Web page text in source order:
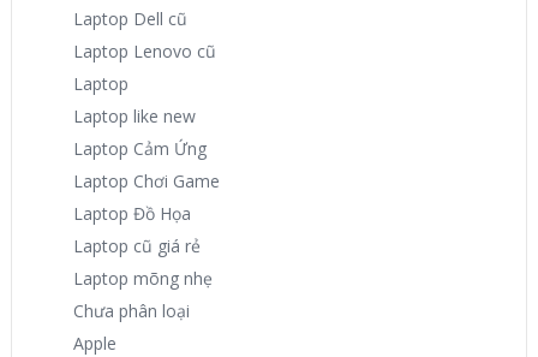
Laptop Dell cũ
Laptop Lenovo cũ
Laptop
Laptop like new
Laptop Cảm Ứng
Laptop Chơi Game
Laptop Đồ Họa
Laptop cũ giá rẻ
Laptop mõng nhẹ
Chưa phân loại
Apple